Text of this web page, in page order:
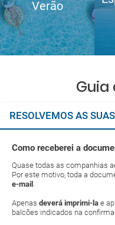
Verão
Guia
RESOLVEMOS AS
Como receberei a
Quase todas as companhias
Por este motivo, toda a
e-mail .
Apenas deverá imprimi-la e
balcões indicados na